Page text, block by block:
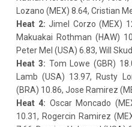
Lozano (MEX) 8.64, Cristian
Heat 2: Jimel Corzo (MEX)
Makuakai Rothman (HAW)
Peter Mel (USA) 6.83, Will
Heat 3: Tom Lowe (GBR)
Lamb (USA) 13.97, Rusty
(BRA) 10.86, Jose Ramirez
Heat 4: Oscar Moncado
10.31, Rogercin Ramirez